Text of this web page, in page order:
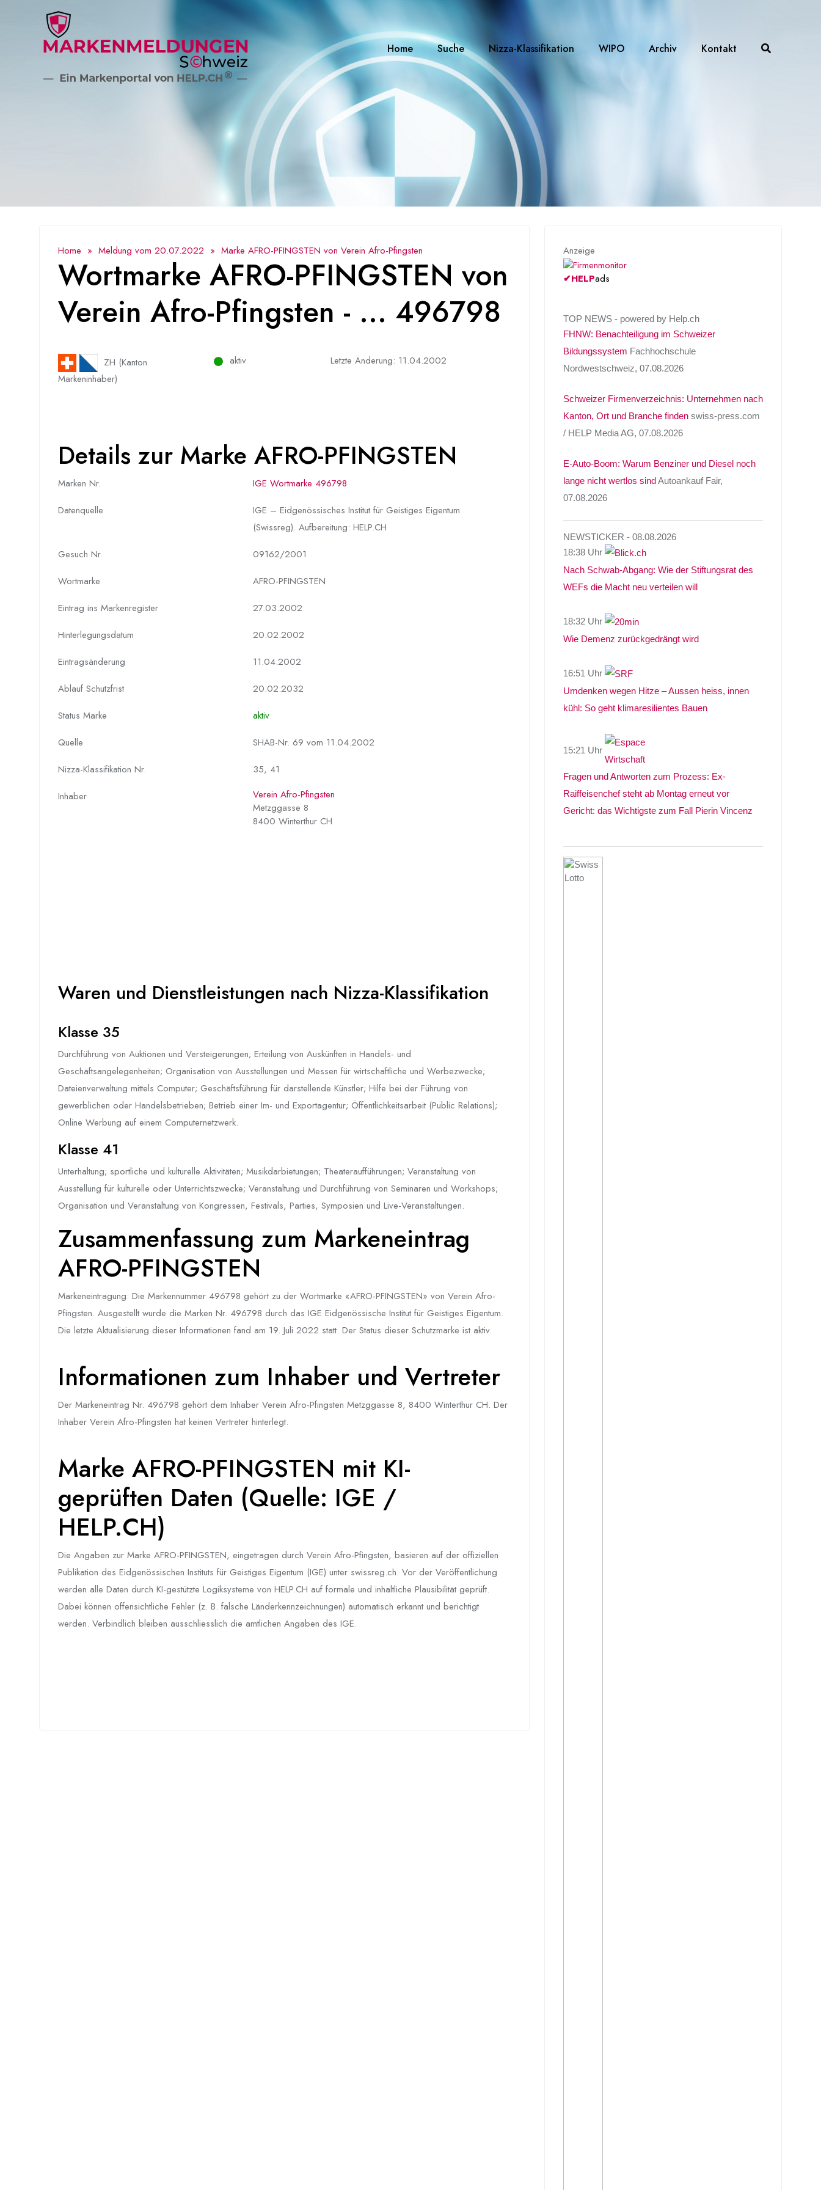
Home Suche Nizza-Klassifikation WIPO Archiv Kontakt
Home » Meldung vom 20.07.2022 » Marke AFRO-PFINGSTEN von Verein Afro-Pfingsten
Wortmarke AFRO-PFINGSTEN von
Verein Afro-Pfingsten - ... 496798
ZH (Kanton
Markeninhaber)
aktiv Letzte Änderung: 11.04.2002
Details zur Marke AFRO-PFINGSTEN
Marken Nr.
IGE Wortmarke 496798
Datenquelle
IGE – Eidgenössisches Institut für Geistiges Eigentum
(Swissreg). Aufbereitung: HELP.CH
Gesuch Nr.
09162/2001
Wortmarke
AFRO-PFINGSTEN
Eintrag ins Markenregister
27.03.2002
Hinterlegungs­datum
20.02.2002
Eintragsänderung
11.04.2002
Ablauf Schutzfrist
20.02.2032
Status Marke
aktiv
Quelle
SHAB-Nr. 69 vom 11.04.2002
Nizza-Klassifikation Nr.
35, 41
Inhaber
Verein Afro-Pfingsten
Metzggasse 8
8400 Winterthur CH
Waren und Dienstleistungen nach Nizza-Klassifikation
Klasse 35
Durchführung von Auktionen und Versteigerungen; Erteilung von Auskünften in Handels- und
Geschäftsangelegenheiten; Organisation von Ausstellungen und Messen für wirtschaftliche und Werbezwecke;
Dateienverwaltung mittels Computer; Geschäftsführung für darstellende Künstler; Hilfe bei der Führung von
gewerblichen oder Handelsbetrieben; Betrieb einer Im- und Exportagentur; Öffentlichkeitsarbeit (Public Relations);
Online Werbung auf einem Computernetzwerk.
Klasse 41
Unterhaltung; sportliche und kulturelle Aktivitäten; Musikdarbietungen; Theateraufführungen; Veranstaltung von
Ausstellung für kulturelle oder Unterrichtszwecke; Veranstaltung und Durchführung von Seminaren und Workshops;
Organisation und Veranstaltung von Kongressen, Festivals, Parties, Symposien und Live-Veranstaltungen.
Zusammenfassung zum Markeneintrag
AFRO-PFINGSTEN
Markeneintragung: Die Markennummer 496798 gehört zu der Wortmarke «AFRO-PFINGSTEN» von Verein Afro-
Pfingsten. Ausgestellt wurde die Marken Nr. 496798 durch das IGE Eidgenössische Institut für Geistiges Eigentum.
Die letzte Aktualisierung dieser Informationen fand am 19. Juli 2022 statt. Der Status dieser Schutzmarke ist aktiv.
Informationen zum Inhaber und Vertreter
Der Markeneintrag Nr. 496798 gehört dem Inhaber Verein Afro-Pfingsten Metzggasse 8, 8400 Winterthur CH. Der
Inhaber Verein Afro-Pfingsten hat keinen Vertreter hinterlegt.
Marke AFRO-PFINGSTEN mit KI-
geprüften Daten (Quelle: IGE /
HELP.CH)
Die Angaben zur Marke AFRO-PFINGSTEN, eingetragen durch Verein Afro-Pfingsten, basieren auf der offiziellen
Publikation des Eidgenössischen Instituts für Geistiges Eigentum (IGE) unter swissreg.ch. Vor der Veröffentlichung
werden alle Daten durch KI-gestützte Logiksysteme von HELP.CH auf formale und inhaltliche Plausibilität geprüft.
Dabei können offensichtliche Fehler (z. B. falsche Länderkennzeichnungen) automatisch erkannt und berichtigt
werden. Verbindlich bleiben ausschliesslich die amtlichen Angaben des IGE.
Anzeige
✔HELPads